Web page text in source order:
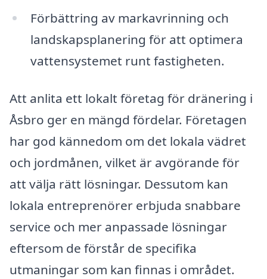
Förbättring av markavrinning och
landskapsplanering för att optimera
vattensystemet runt fastigheten.
Att anlita ett lokalt företag för dränering i
Åsbro ger en mängd fördelar. Företagen
har god kännedom om det lokala vädret
och jordmånen, vilket är avgörande för
att välja rätt lösningar. Dessutom kan
lokala entreprenörer erbjuda snabbare
service och mer anpassade lösningar
eftersom de förstår de specifika
utmaningar som kan finnas i området.